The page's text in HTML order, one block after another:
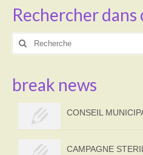
Rechercher dans
Rechercher
break news
CONSEIL
CAMPAGNE